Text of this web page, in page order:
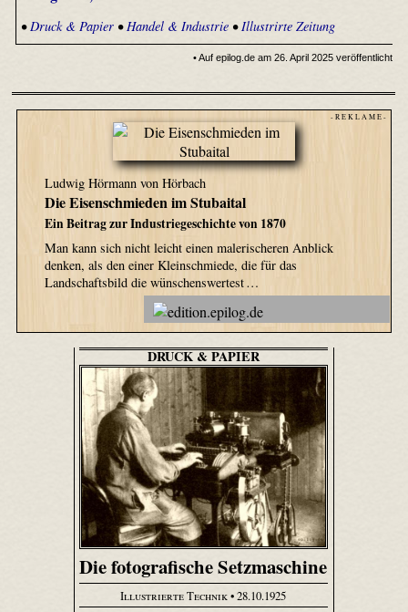
•Druck & Papier•Handel & Industrie•Illustrirte Zeitung
• Auf epilog.de am 26. April 2025 veröffentlicht
- R E K L A M E -
Ludwig Hörmann von Hörbach
Die Eisenschmieden im Stubaital
Ein Beitrag zur Industriegeschichte von 1870
Man kann sich nicht leicht einen malerischeren Anblick
denken, als den einer Kleinschmiede, die für das
Landschaftsbild die wünschenswertest …
DRUCK & PAPIER
Die fotografische Setzmaschine
Illustrierte Technik• 28.10.1925